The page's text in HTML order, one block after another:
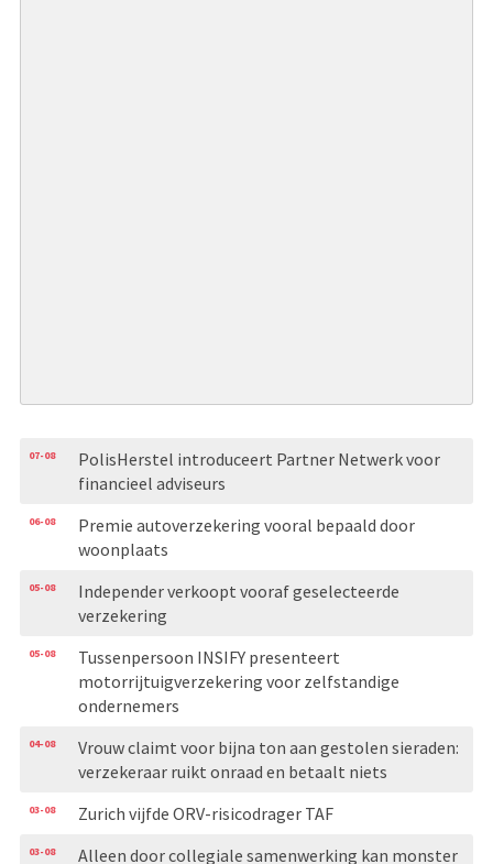
07-08
PolisHerstel introduceert Partner Netwerk voor
financieel adviseurs
06-08
Premie autoverzekering vooral bepaald door
woonplaats
05-08
Independer verkoopt vooraf geselecteerde
verzekering
05-08
Tussenpersoon INSIFY presenteert
motorrijtuigverzekering voor zelfstandige
ondernemers
04-08
Vrouw claimt voor bijna ton aan gestolen sieraden:
verzekeraar ruikt onraad en betaalt niets
03-08 Zurich vijfde ORV-risicodrager TAF
03-08 Alleen door collegiale samenwerking kan monster